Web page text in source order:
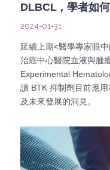
DLBCL，學者如
2024-01-31
延續上期<醫學專家眼
治癌中心醫院血液與腫
Experimental
讀 BTK 抑制劑目前應
及未來發展的洞見。